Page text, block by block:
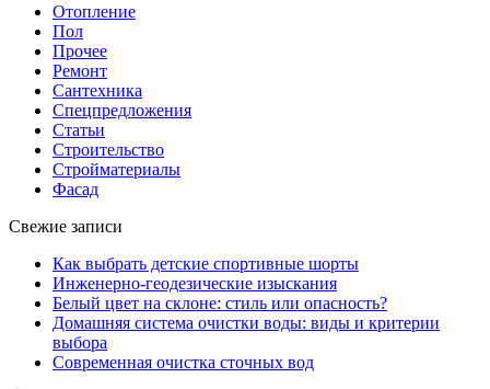
Отопление
Пол
Прочее
Ремонт
Сантехника
Спецпредложения
Статьи
Строительство
Стройматериалы
Фасад
Свежие записи
Как выбрать детские спортивные шорты
Инженерно-геодезические изыскания
Белый цвет на склоне: стиль или опасность?
Домашняя система очистки воды: виды и критерии
выбора
Современная очистка сточных вод